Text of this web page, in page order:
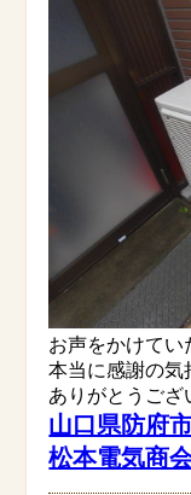
お声をかけてい
本当に感謝の気
ありがとうござ
山口県防府
松本電気商